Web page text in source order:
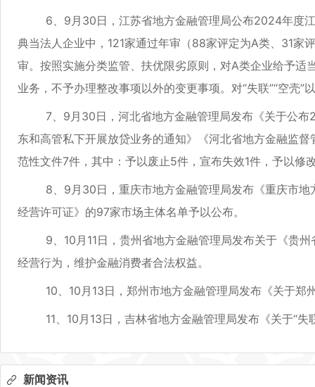
6、9月30日，江苏省地方金融管理局公布2024年度江
典当法人企业中，121家通过年审（88家评定为A类、31家
审。按照实施分类监管、扶优限劣原则，对A类企业给予
业务，不予办理整改事项以外的变更事项。对“失联”“空壳
7、9月30日，河北省地方金融管理局发布《关于公布
东和高管私下开展放贷业务的通知》《河北省地方金融监
范性文件7件，其中：予以废止5件，宣布失效1件，予以修
8、9月30日，重庆市地方金融管理局发布《重庆市地方
经营许可证》的97家市场主体名单予以公布。
9、10月11日，贵州省地方金融管理局发布关于《贵州
经营行为，维护金融消费者合法权益。
10、10月13日，郑州市地方金融管理局发布《关于郑
11、10月13日，吉林省地方金融管理局发布《关于“失
新闻资讯